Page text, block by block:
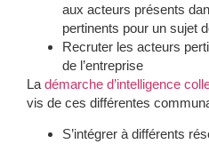
aux acteurs présents
pertinents pour un sujet
Recruter les acteurs
de l’entreprise
La démarche d’intelligence
vis de ces différentes
S’intégrer à différents